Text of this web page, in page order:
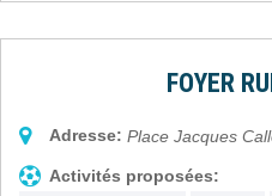
FOYER
Adresse: Place Jacques
Activités proposées: